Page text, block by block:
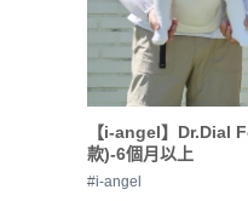
【i-angel】Dr.Dial
款)-6個月以上
#i-angel